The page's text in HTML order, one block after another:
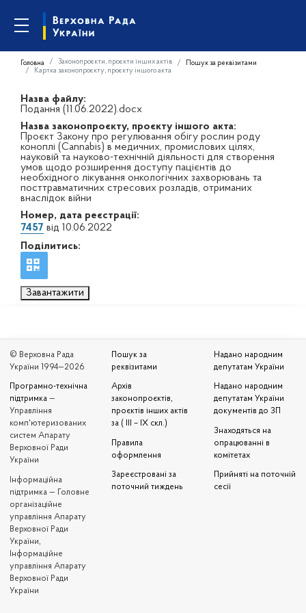
Головна Законопроєкти, проєкти інших актів
Пошук за реквізитами
Картка законопроєкту, проєкту іншого акта
Назва файлу:
Подання (11.06.2022).docx
Назва законопроєкту, проєкту іншого акта:
Проєкт Закону про регулювання обігу рослин роду
коноплі (Cannabis) в медичних, промислових цілях,
науковій та науково-технічній діяльності для створення
умов щодо розширення доступу пацієнтів до
необхідного лікування онкологічних захворювань та
посттравматичних стресових розладів, отриманих
внаслідок війни
Номер, дата реєстрації:
7457 від 10.06.2022
Поділитись:
Завантажити
© Верховна Рада
України 1994—2026
Програмно-технічна
підтримка —
Управління
комп'ютеризованих
систем Апарату
Верховної Ради
України
Iнформаційна
підтримка — Головне
організаційне
управління Апарату
Верховної Ради
України,
Інформаційне
управління Апарату
Верховної Ради
України
Пошук за
реквізитами
Архів
законопроєктів,
проєктів інших актів
за ( III – IX скл.)
Правила
оформлення
Зареєстровані за
поточний тиждень
Надано народним
депутатам України
Надано народним
депутатам України
документів до ЗП
Знаходяться на
опрацюванні в
комітетах
Прийняті на поточній
сесії